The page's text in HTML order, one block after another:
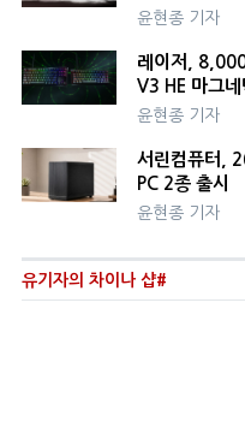
윤현종 기자
레이저,
V3 HE 마그네
윤현종 기자
서린컴퓨터,
PC 2종 출시
윤현종 기자
유기자의 차이나 샵#